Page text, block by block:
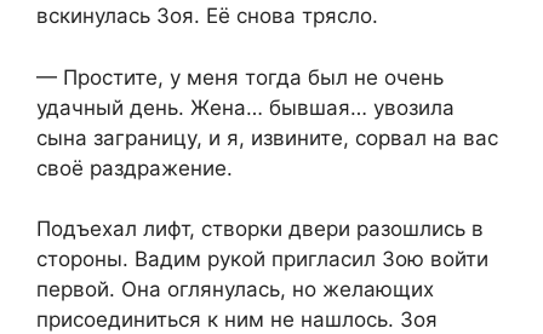
вскинулась Зоя. Её снова трясло.
— Простите, у меня тогда был не очень
удачный день. Жена… бывшая… увозила
сына заграницу, и я, извините, сорвал на вас
своё раздражение.
Подъехал лифт, створки двери разошлись в
стороны. Вадим рукой пригласил Зою войти
первой. Она оглянулась, но желающих
присоединиться к ним не нашлось. Зоя